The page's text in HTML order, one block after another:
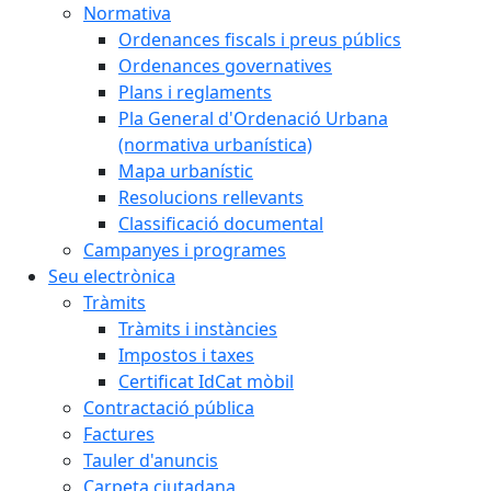
Normativa
Ordenances fiscals i preus públics
Ordenances governatives
Plans i reglaments
Pla General d'Ordenació Urbana
(normativa urbanística)
Mapa urbanístic
Resolucions rellevants
Classificació documental
Campanyes i programes
Seu electrònica
Tràmits
Tràmits i instàncies
Impostos i taxes
Certificat IdCat mòbil
Contractació pública
Factures
Tauler d'anuncis